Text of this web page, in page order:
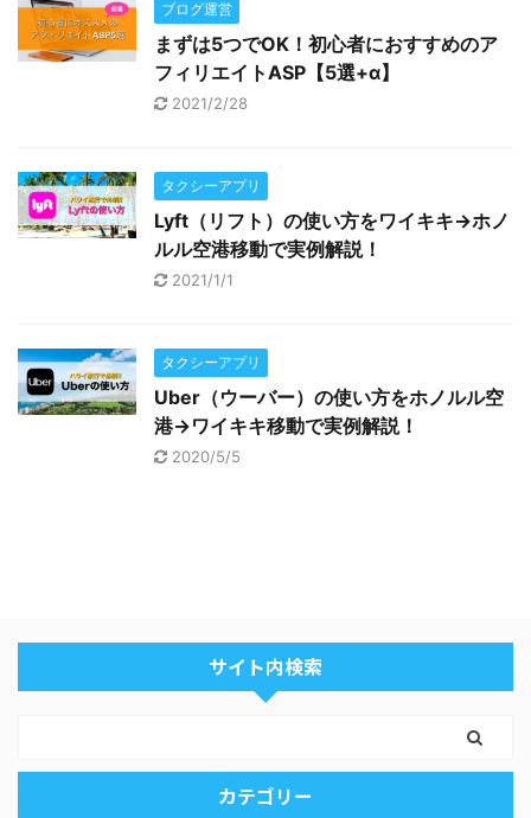
ブログ運営
まずは5つでOK！初心者におすすめのア
フィリエイトASP【5選+α】
2021/2/28
タクシーアプリ
Lyft（リフト）の使い方をワイキキ→ホノ
ルル空港移動で実例解説！
2021/1/1
タクシーアプリ
Uber（ウーバー）の使い方をホノルル空
港→ワイキキ移動で実例解説！
2020/5/5
サイト内検索
カテゴリー